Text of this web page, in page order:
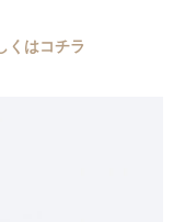
くはコチラ